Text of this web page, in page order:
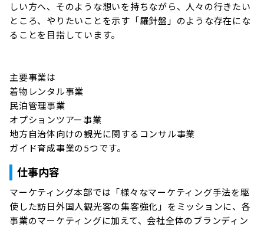
しい方へ、そのような想いを持ちながら、人々の行きたい
ところ、やりたいことを示す「羅針盤」のような存在にな
ることを目指しています。
主要事業は
着物レンタル事業
民泊管理事業
オプションツアー事業
地方自治体向けの観光に関するコンサル事業
仕事内容
マーケティング本部では「様々なマーケティング手法を駆
使した訪日外国人観光客の集客強化」をミッションに、各
事業のマーケティングに加えて、会社全体のブランディン